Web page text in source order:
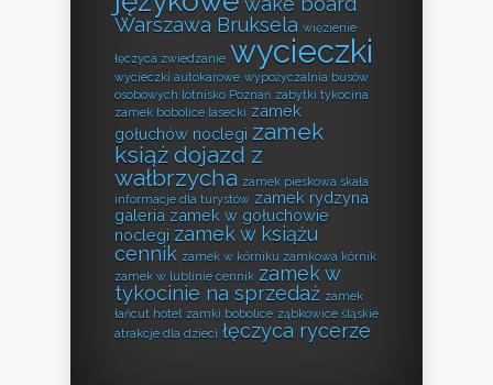
Warszawa Bruksela więzienie
łęczyca zwiedzanie wycieczki
wycieczki autokarowe wypożyczalnia busów
osobowych lotnisko Poznań zabytki tykocina
zamek bobolice lasecki zamek
gołuchów noclegi zamek
książ dojazd z
wałbrzycha zamek pieskowa skała
informacje dla turystów zamek rydzyna
galeria zamek w gołuchowie
noclegi zamek w książu
cennik zamek w kórniku zamkowa kórnik
zamek w lublinie cennik zamek w
tykocinie na sprzedaż zamek
łańcut hotel zamki bobolice ząbkowice śląskie
atrakcje dla dzieci łęczyca rycerze